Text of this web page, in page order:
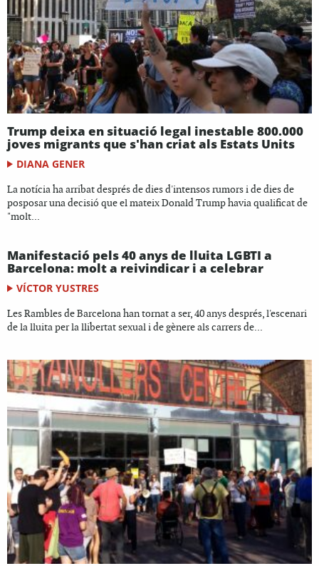
Trump deixa en situació legal inestable 800.000
joves migrants que s'han criat als Estats Units
DIANA GENER
La notícia ha arribat després de dies d'intensos rumors i de dies de
posposar una decisió que el mateix Donald Trump havia qualificat de
"molt...
Manifestació pels 40 anys de lluita LGBTI a
Barcelona: molt a reivindicar i a celebrar
VÍCTOR YUSTRES
Les Rambles de Barcelona han tornat a ser, 40 anys després, l'escenari
de la lluita per la llibertat sexual i de gènere als carrers de...